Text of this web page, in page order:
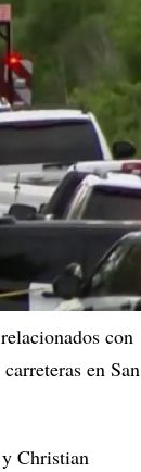
con
en San
Christian